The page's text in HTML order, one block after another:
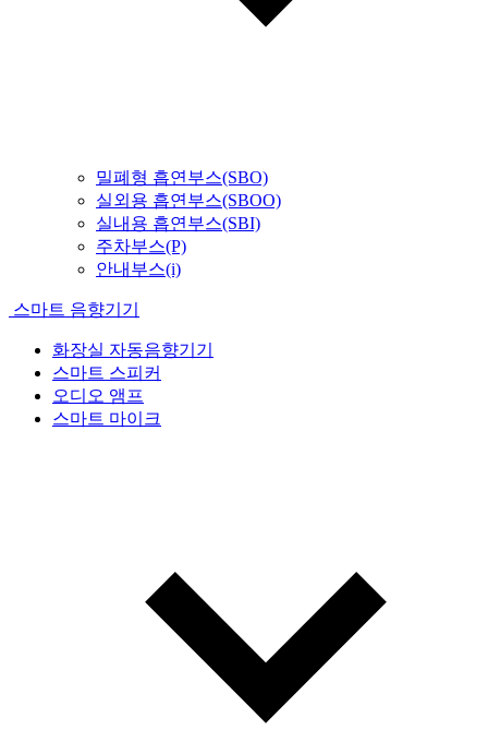
밀폐형 흡연부스(SBO)
실외용 흡연부스(SBOO)
실내용 흡연부스(SBI)
주차부스(P)
안내부스(i)
스마트 음향기기
화장실 자동음향기기
스마트 스피커
오디오 앰프
스마트 마이크